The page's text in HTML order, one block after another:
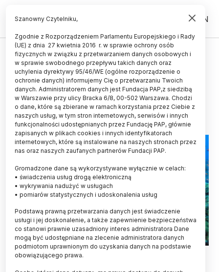
PL EN
ŚWIAT
Opracowano "pyłek do opalania",
bezpieczny dla koralowców
11.09.2025
aktualizacja: 11.09.2025
3 minuty czytania
Fot. Adobe Stock
Szanowny Czytelniku,
Zgodnie z Rozporządzeniem Parlamentu Europejskiego i Rady
(UE) z dnia 27 kwietnia 2016 r. w sprawie ochrony osób
fizycznych w związku z przetwarzaniem danych osobowych i
w sprawie swobodnego przepływu takich danych oraz
uchylenia dyrektywy 95/46/WE (ogólne rozporządzenie o
ochronie danych) informujemy Cię o przetwarzaniu Twoich
danych. Administratorem danych jest Fundacja PAP,z siedzibą
w Warszawie przy ulicy Bracka 6/8, 00-502 Warszawa. Chodzi
o dane, które są zbierane w ramach korzystania przez Ciebie z
naszych usług, w tym stron internetowych, serwisów i innych
funkcjonalności udostępnianych przez Fundację PAP, głównie
zapisanych w plikach cookies i innych identyfikatorach
internetowych, które są instalowane na naszych stronach przez
nas oraz naszych zaufanych partnerów Fundacji PAP.
Gromadzone dane są wykorzystywane wyłącznie w celach:
• świadczenia usług drogą elektroniczną
• wykrywania nadużyć w usługach
• pomiarów statystycznych i udoskonalenia usług
Podstawą prawną przetwarzania danych jest świadczenie
usługi i jej doskonalenie, a także zapewnienie bezpieczeństwa
co stanowi prawnie uzasadniony interes administratora Dane
mogą być udostępniane na zlecenie administratora danych
podmiotom uprawnionym do uzyskania danych na podstawie
obowiązującego prawa.